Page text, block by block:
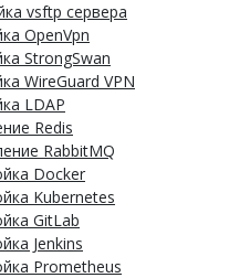
vsftp сервера
OpenVpn
StrongSwan
WireGuard VPN
LDAP
Redis
RabbitMQ
Docker
Kubernetes
GitLab
Jenkins
Prometheus